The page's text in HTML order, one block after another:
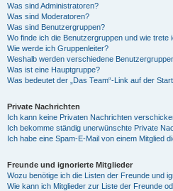
Was sind Administratoren?
Was sind Moderatoren?
Was sind Benutzergruppen?
Wo finde ich die Benutzergruppen und wie trete
Wie werde ich Gruppenleiter?
Weshalb werden verschiedene
Was ist eine Hauptgruppe?
Was bedeutet der „Das Team“-Link auf der
Private Nachrichten
Ich kann keine Privaten Nachrichten
Ich bekomme ständig unerwünschte Private
Ich habe eine Spam-E-Mail von einem Mitglied
Freunde und ignorierte Mitglieder
Wozu benötige ich die Listen der Freunde und
Wie kann ich Mitglieder zur Liste der Freunde